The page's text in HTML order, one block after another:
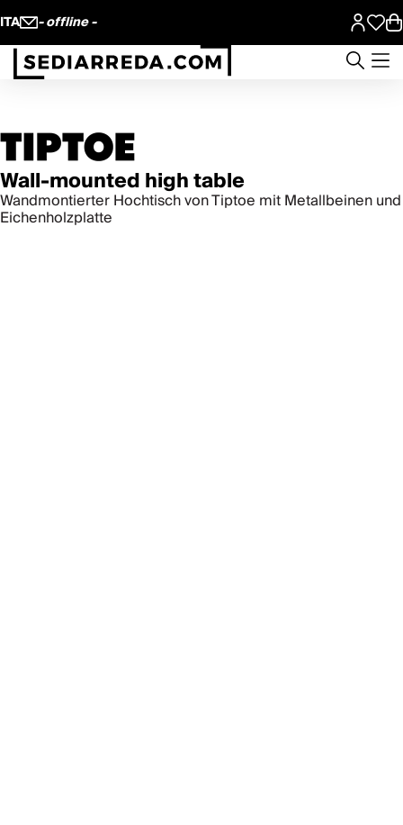
ITA - offline -
Wall-mounted high table
Wandmontierter Hochtisch von Tiptoe mit Metallbeinen und
Eichenholzplatte